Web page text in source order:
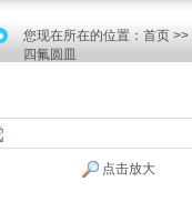
您现在所在的位置： 首页 >>
四氟圆皿
点击放大